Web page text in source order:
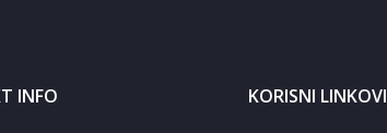
INFO KORISNI LINKOVI